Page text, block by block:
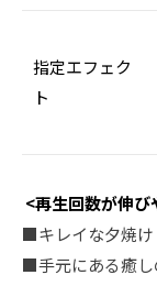
指定エフェク
ト
<再生回数が伸
■キレイな⼣焼け
■⼿元にある癒し